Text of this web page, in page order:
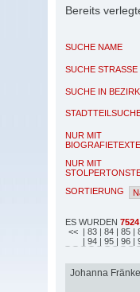
Bereits
SUCHE NAME
SUCHE STRASSE
SUCHE IN BEZIRK
NUR MIT
NUR MIT
SORTIERUNG
ES WURDEN 7524
<< | 83 | 84 | 85 |
| 94 | 95 | 96 |
Johanna